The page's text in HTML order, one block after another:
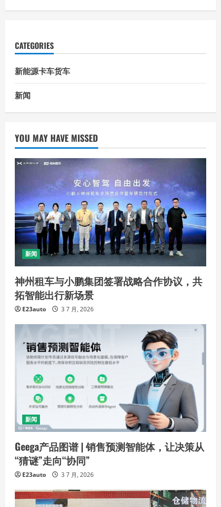
CATEGORIES
新能源卡车货车
新闻
YOU MAY HAVE MISSED
新闻
神州租车与小鹏集团签署战略合作协议，共
拓智能出行新场景
E23auto 3 7 月, 2026
新闻
Geega产品图谱 | 销售预测智能体，让决策从
“猜谜”走向“协同”
E23auto 3 7 月, 2026